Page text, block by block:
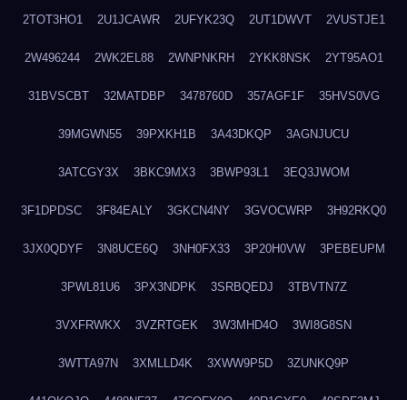
2TOT3HO1 2U1JCAWR 2UFYK23Q 2UT1DWVT 2VUSTJE1
2W496244 2WK2EL88 2WNPNKRH 2YKK8NSK 2YT95AO1
31BVSCBT 32MATDBP 3478760D 357AGF1F 35HVS0VG
39MGWN55 39PXKH1B 3A43DKQP 3AGNJUCU
3ATCGY3X 3BKC9MX3 3BWP93L1 3EQ3JWOM
3F1DPDSC 3F84EALY 3GKCN4NY 3GVOCWRP 3H92RKQ0
3JX0QDYF 3N8UCE6Q 3NH0FX33 3P20H0VW 3PEBEUPM
3PWL81U6 3PX3NDPK 3SRBQEDJ 3TBVTN7Z
3VXFRWKX 3VZRTGEK 3W3MHD4O 3WI8G8SN
3WTTA97N 3XMLLD4K 3XWW9P5D 3ZUNKQ9P